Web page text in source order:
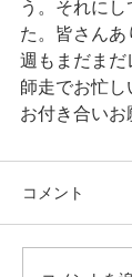
う。それに
た。皆さん
週もまだまだ
師走でお忙し
お付き合いお
コメント